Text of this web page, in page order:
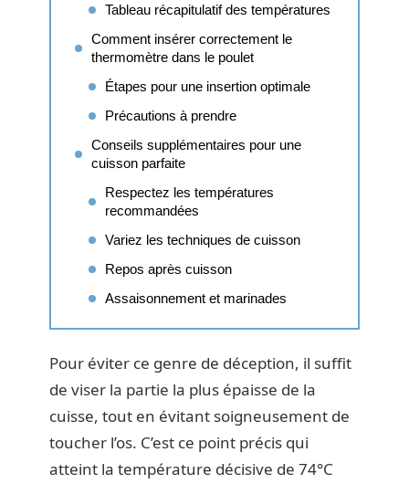
Tableau récapitulatif des températures
Comment insérer correctement le
thermomètre dans le poulet
Étapes pour une insertion optimale
Précautions à prendre
Conseils supplémentaires pour une
cuisson parfaite
Respectez les températures
recommandées
Variez les techniques de cuisson
Repos après cuisson
Assaisonnement et marinades
Pour éviter ce genre de déception, il suffit
de viser la partie la plus épaisse de la
cuisse, tout en évitant soigneusement de
toucher l’os. C’est ce point précis qui
atteint la température décisive de 74°C